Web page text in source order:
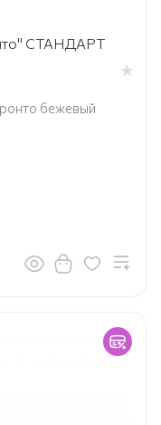
СТАНДАРТ
бежевый